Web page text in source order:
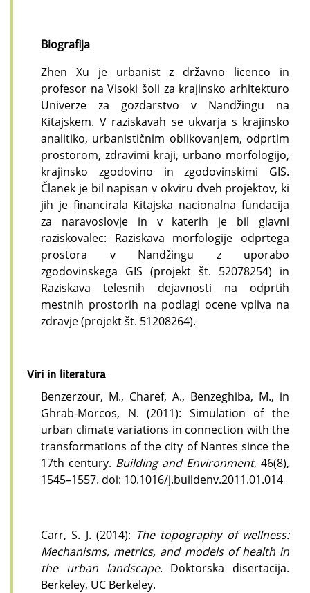
Biografija
Zhen Xu je urbanist z državno licenco in
profesor na Visoki šoli za krajinsko arhitekturo
Univerze za gozdarstvo v Nandžingu na
Kitajskem. V raziskavah se ukvarja s krajinsko
analitiko, urbanističnim oblikovanjem, odprtim
prostorom, zdravimi kraji, urbano morfologijo,
krajinsko zgodovino in zgodovinskimi GIS.
Članek je bil napisan v okviru dveh projektov, ki
jih je financirala Kitajska nacionalna fundacija
za naravoslovje in v katerih je bil glavni
raziskovalec: Raziskava morfologije odprtega
prostora v Nandžingu z uporabo
zgodovinskega GIS (projekt št. 52078254) in
Raziskava telesnih dejavnosti na odprtih
mestnih prostorih na podlagi ocene vpliva na
zdravje (projekt št. 51208264).
Viri in literatura
Benzerzour, M., Charef, A., Benzeghiba, M., in
Ghrab-Morcos, N. (2011): Simulation of the
urban climate variations in connection with the
transformations of the city of Nantes since the
17th century. Building and Environment, 46(8),
1545–1557. doi: 10.1016/j.buildenv.2011.01.014
Carr, S. J. (2014): The topography of wellness:
Mechanisms, metrics, and models of health in
the urban landscape. Doktorska disertacija.
Berkeley, UC Berkeley.